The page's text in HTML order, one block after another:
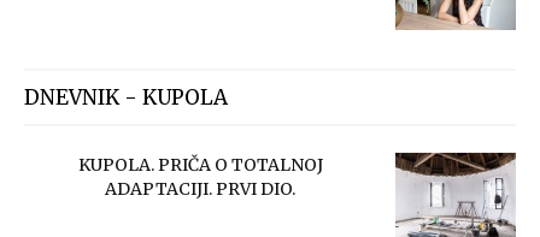
DNEVNIK - KUPOLA
KUPOLA. PRIČA O TOTALNOJ
ADAPTACIJI. PRVI DIO.